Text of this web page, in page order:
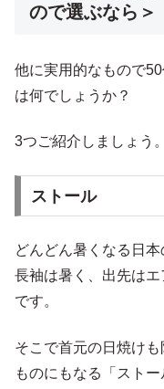
ので選ぶなら＞
他に実用的なもので
は何でしょうか？
3つご紹介しましょう。
ストール
どんどん暑くなる日
長袖は暑く、出先は
です。
そこで首元の日焼け
ものにもなる「ストー